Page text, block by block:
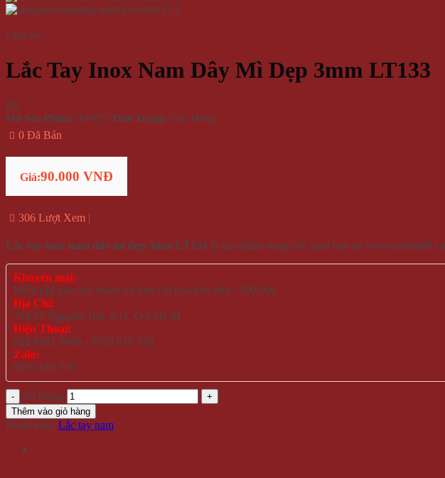
Chia Sẻ:
Lắc Tay Inox Nam Dây Mì Dẹp 3mm LT133
(0)
Mã Sản Phẩm: 41005 |Tình Trạng: Còn Hàng
0 Đã Bán
Giá:90.000 VNĐ
306 Lượt Xem
Lắc tay inox nam dây mì dẹp 3mm LT133 là sản phẩm trang sức nam bán tại
Khuyến mại:
Miễn phí giao nội thành và tỉnh với hoá đơn trên >500.000
Địa Chỉ:
714/17 Nguyễn Trãi, P.11, Q.5 HCM
Điện Thoại:
028 6261 0065 - 0935 616 536
Zalo:
0935 616 536
Số lượng
Thêm vào giỏ hàng
Danh mục: Lắc tay nam